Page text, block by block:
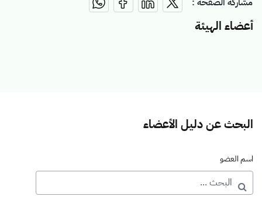
أعضاء الهيئة
البحث عن دليل الأعضاء
اسم العضو